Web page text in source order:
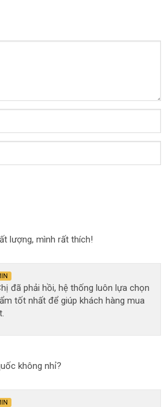
lượng, mình rất thích!
đã phải hồi, hệ thống luôn lựa chọn
tốt nhất để giúp khách hàng mua
không nhỉ?